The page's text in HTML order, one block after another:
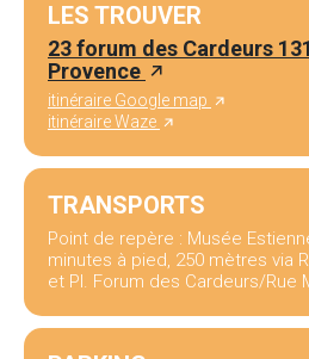
LES TROUVER
23 forum des Cardeurs
Provence
itinéraire Google map
itinéraire Waze
TRANSPORTS
Point de repère : Musée
minutes à pied, 250 mètres via
et Pl. Forum des Cardeurs/Rue